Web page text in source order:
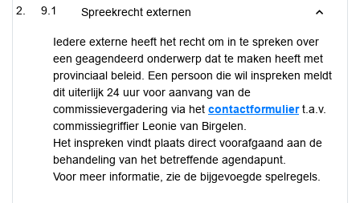
9.1 Spreekrecht externen
Iedere externe heeft het recht om in te spreken over
een geagendeerd onderwerp dat te maken heeft met
provinciaal beleid. Een persoon die wil inspreken meldt
dit uiterlijk 24 uur voor aanvang van de
commissievergadering via het contactformuliert.a.v.
commissiegriffier Leonie van Birgelen.
Het inspreken vindt plaats direct voorafgaand aan de
behandeling van het betreffende agendapunt.
Voor meer informatie, zie de bijgevoegde spelregels.